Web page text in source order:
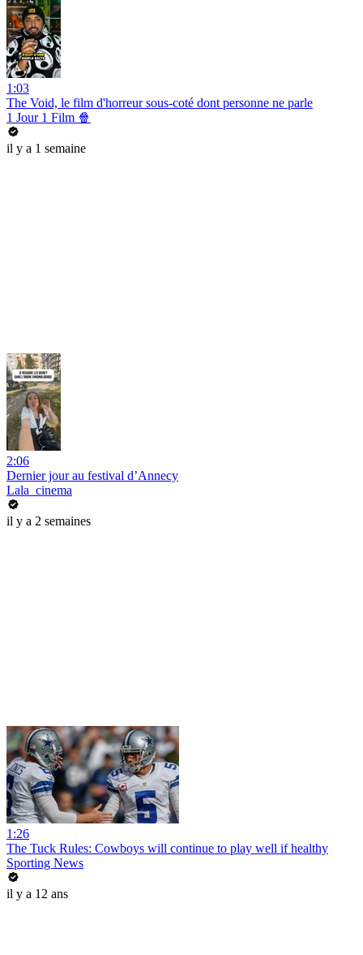
1:03
The Void, le film d'horreur sous-coté dont personne ne parle
1 Jour 1 Film 🍿
il y a 1 semaine
2:06
Dernier jour au festival d’Annecy
Lala_cinema
il y a 2 semaines
1:26
The Tuck Rules: Cowboys will continue to play well if healthy
Sporting News
il y a 12 ans